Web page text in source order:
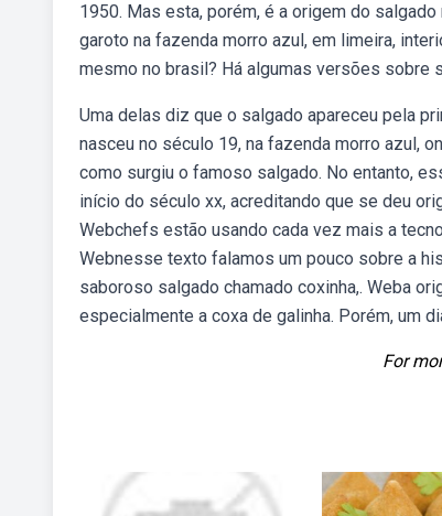
1950. Mas esta, porém, é a origem do
garoto na fazenda morro azul, em limeira,
mesmo no brasil? Há algumas versões sobre
Uma delas diz que o salgado apareceu pela
nasceu no século 19, na fazenda morro azul,
como surgiu o famoso salgado. No entanto,
início do século xx, acreditando que se deu
Webchefs estão usando cada vez mais a
Webnesse texto falamos um pouco sobre a
saboroso salgado chamado coxinha,. Weba
especialmente a coxa de galinha. Porém, um
For